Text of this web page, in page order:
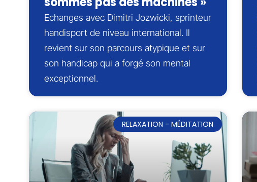
Echanges avec Dimitri Jozwicki, sprinteur
handisport de niveau international. Il
revient sur son parcours atypique et sur
son handicap qui a forgé son mental
exceptionnel.
RELAXATION - MÉDITATION